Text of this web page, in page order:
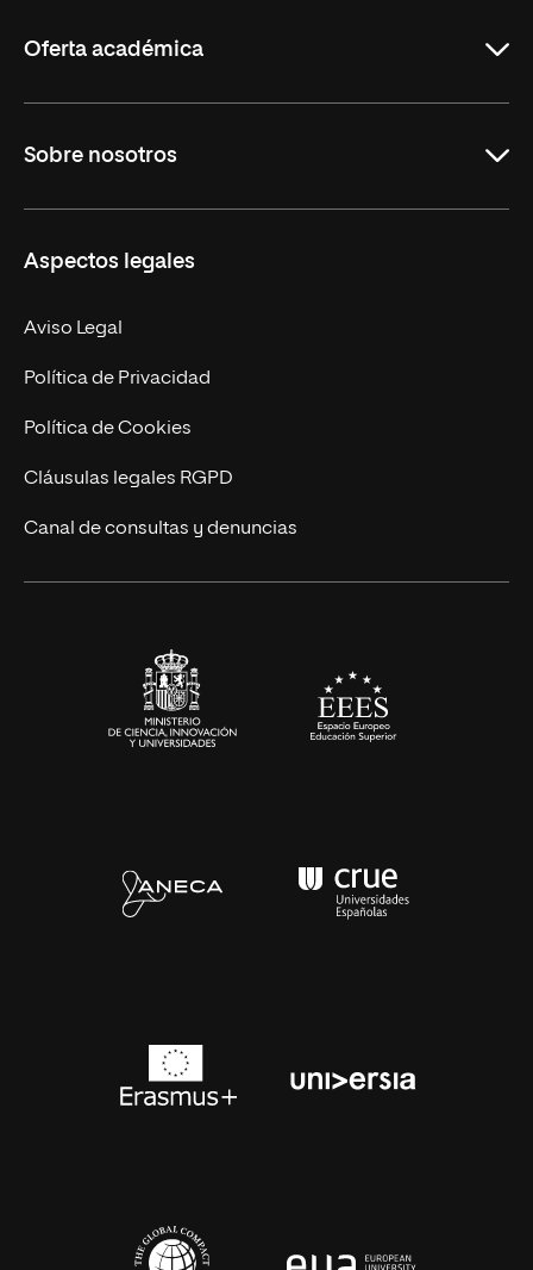
Oferta académica
Másteres Oficiales
Doctorados
Experto Universitario
Postgrados
Cursos Universitarios
Sobre nosotros
Facultades
Nuestro Equipo
Trabaja en UNIR
Actualidad
UNIR Revista
Eventos
Aspectos legales
Aviso Legal
Política de Privacidad
Política de Cookies
Cláusulas legales RGPD
Canal de consultas y denuncias